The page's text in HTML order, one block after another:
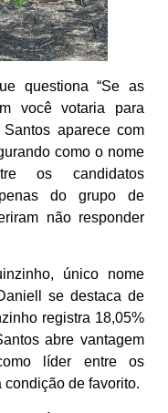
questiona “Se as
você votaria para
aparece com
como o nome
os candidatos
do grupo de
não responder
único nome
se destaca de
registra 18,05%
abre vantagem
líder entre os
de favorito.